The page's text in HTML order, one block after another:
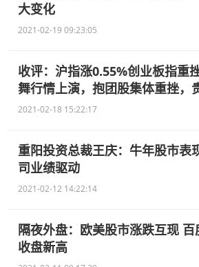
大变化
2021-02-19 09:23:05
收评：沪指涨0.55%创业板指重
舞行情上演，抱团股集体重挫，
2021-02-18 15:22:17
重阳投资总裁王庆：牛年股市表
司业绩驱动
2021-02-12 14:22:14
隔夜外盘：欧美股市涨跌互现 百
收盘新高